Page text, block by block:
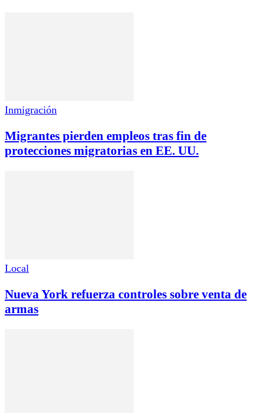
Inmigración
Migrantes pierden empleos tras fin de
protecciones migratorias en EE. UU.
Local
Nueva York refuerza controles sobre venta de
armas